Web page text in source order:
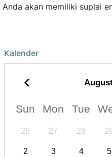
Anda akan memiliki suplai
Kalender
Sun Mon Tue
26 27 28
2 3 4 5